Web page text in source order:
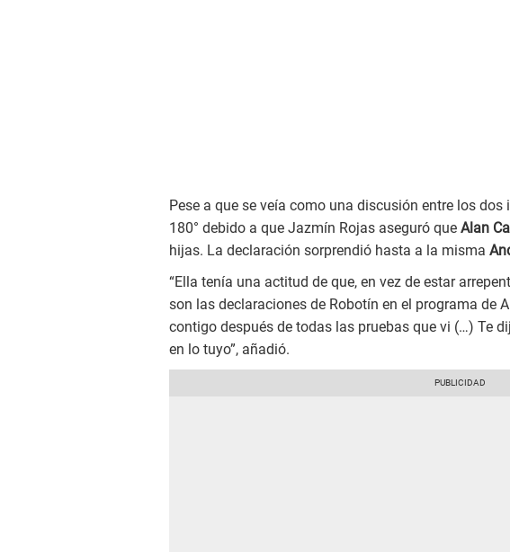
Pese a que se veía como una discusión entre los
180° debido a que Jazmín Rojas aseguró que Alan
hijas. La declaración sorprendió hasta a la misma
“Ella tenía una actitud de que, en vez de estar
son las declaraciones de Robotín en el programa de
contigo después de todas las pruebas que vi (…) Te
en lo tuyo”, añadió.